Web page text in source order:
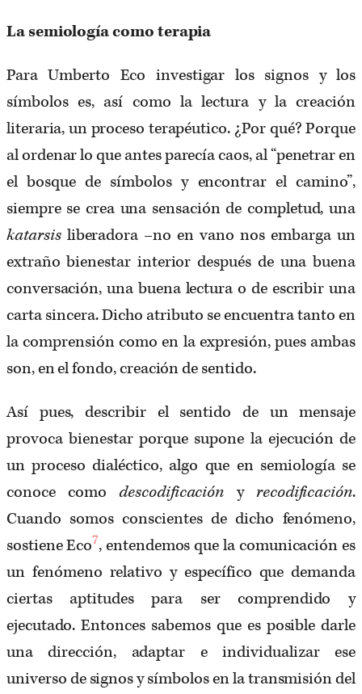
La semiología como terapia
Para Umberto Eco investigar los signos y los
símbolos es, así como la lectura y la creación
literaria, un proceso terapéutico. ¿Por qué? Porque
al ordenar lo que antes parecía caos, al “penetrar en
el bosque de símbolos y encontrar el camino”,
siempre se crea una sensación de completud, una
katarsis liberadora –no en vano nos embarga un
extraño bienestar interior después de una buena
conversación, una buena lectura o de escribir una
carta sincera. Dicho atributo se encuentra tanto en
la comprensión como en la expresión, pues ambas
son, en el fondo, creación de sentido.
Así pues, describir el sentido de un mensaje
provoca bienestar porque supone la ejecución de
un proceso dialéctico, algo que en semiología se
conoce comodescodificacióny recodificación.
Cuando somos conscientes de dicho fenómeno,
sostiene Eco7, entendemos que la comunicación es
un fenómeno relativo y específico que demanda
ciertas aptitudes para ser comprendido y
ejecutado. Entonces sabemos que es posible darle
una dirección, adaptar e individualizar ese
universo de signos y símbolos en la transmisión del